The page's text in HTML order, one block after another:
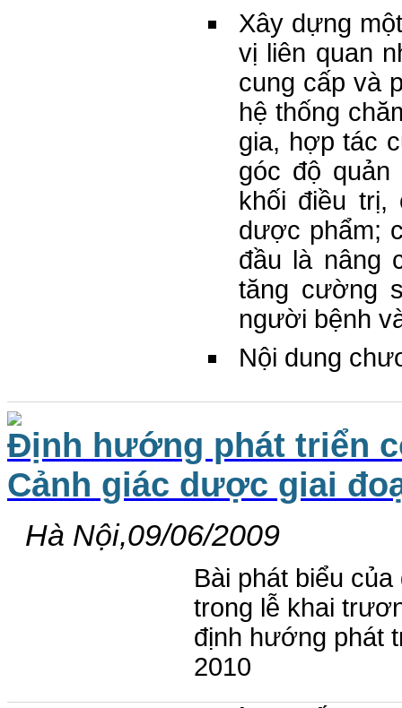
Xây dựng
vị liên quan
cung cấp và
hệ thống
gia, hợp tác
góc độ
khối điều trị,
dược phẩm;
đầu là nâng
tăng cường
người bệnh
Nội dung
Định hướng phát triển
Cảnh giác dược giai
Hà Nội,09/06/2009
Bài phát biểu
trong lễ khai
định hướng phát
2010